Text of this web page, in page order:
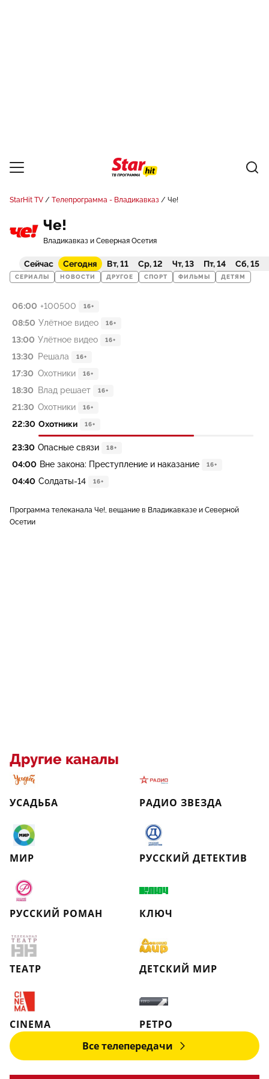
StarHit TV Телепрограмма - Владикавказ Че!
Че!
Владикавказ и Северная Осетия
Сейчас Сегодня Вт, 11 Ср, 12 Чт, 13 Пт, 14 Сб, 15
СЕРИАЛЫ НОВОСТИ ДРУГОЕ СПОРТ ФИЛЬМЫ ДЕТЯМ
06:00 +100500 16+
08:50 Улётное видео 16+
13:00 Улётное видео 16+
13:30 Решала 16+
17:30 Охотники 16+
18:30 Влад решает 16+
21:30 Охотники 16+
22:30 Охотники 16+
23:30 Опасные связи 18+
04:00 Вне закона: Преступление и наказание 16+
04:40 Солдаты-14 16+
Программа телеканала Че!, вещание в Владикавказе и Северной
Осетии
Другие каналы
УСАДЬБА РАДИО ЗВЕЗДА
МИР РУССКИЙ ДЕТЕКТИВ
РУССКИЙ РОМАН КЛЮЧ
ТЕАТР ДЕТСКИЙ МИР
CINEMA
РЕТРО
Все телепередачи